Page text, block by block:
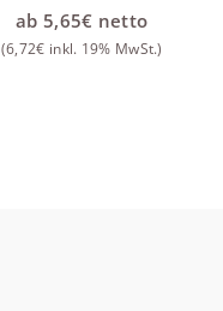
ab5,65€ netto
(6,72€ inkl. 19% MwSt.)